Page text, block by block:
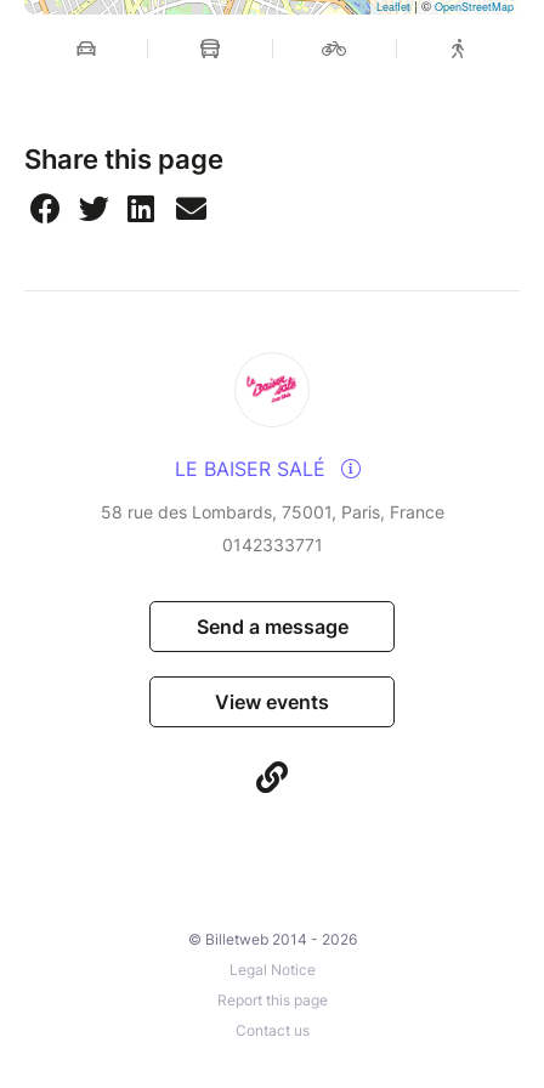
Leaflet| ©OpenStreetMap
Share this page
LE BAISER SALÉ
58 rue des Lombards, 75001, Paris, France
0142333771
Send a message
View events
© Billetweb 2014 - 2026
Legal Notice
Report this page
Contact us